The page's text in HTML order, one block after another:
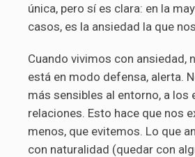
única, pero sí es clara: en la
casos, es la ansiedad la que
Cuando vivimos con ansiedad,
está en modo defensa, alerta.
más sensibles al entorno, a los
relaciones. Esto hace que nos
menos, que evitemos. Lo que
con naturalidad (quedar con